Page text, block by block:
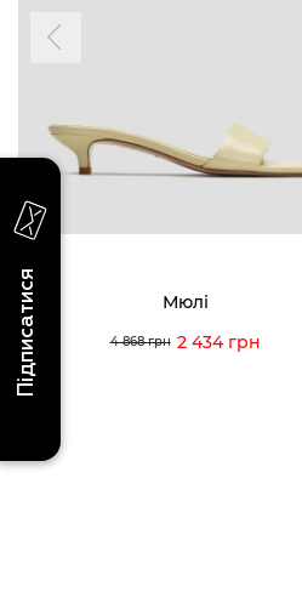
Мюлі
4 868 грн 2 434 грн
Для неї
Підписатися